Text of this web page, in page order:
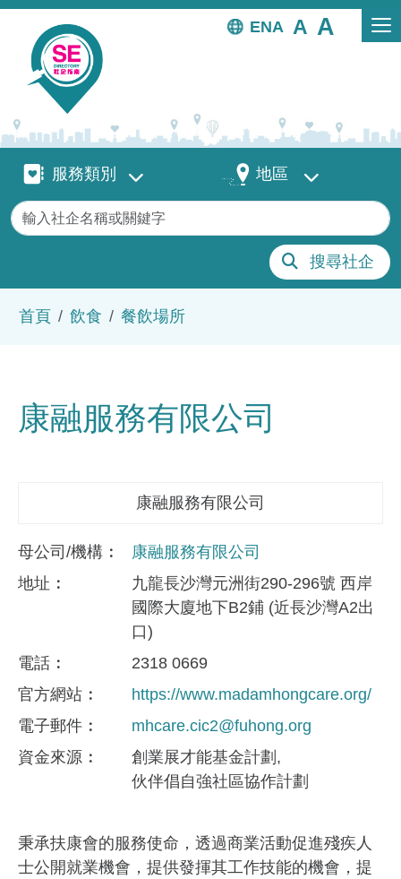
移至主內容
EN
服務類別服務類別 地區 地區
關鍵字
搜尋社企
首頁 飲食 餐飲場所
康融服務有限公司
康融服務有限公司
母公司/機構
康融服務有限公司
地址
九龍長沙灣元洲街290-296號 西岸
國際大廈地下B2鋪 (近長沙灣A2出
口)
電話
2318 0669
官方網站
https://www.madamhongcare.org/
電子郵件
mhcare.cic2@fuhong.org
資金來​源
創業展才能基金計劃
伙伴倡自強社區協作計劃
秉承扶康會的服務使命，透過商業活動促進殘疾人
士公開就業機會，提供發揮其工作技能的機會，提